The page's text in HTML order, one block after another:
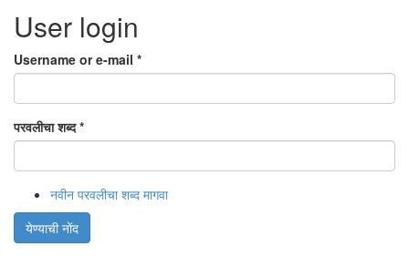
User login
Username or e-mail *
परवलीचा शब्द*
नवीन परवलीचा शब्द मागवा
येण्याची नोंद